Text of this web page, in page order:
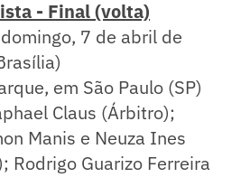
- Final (volta)
domingo, 7 de abril de
em São Paulo (SP)
Claus (Árbitro);
Manis e Neuza Ines
Rodrigo Guarizo Ferreira